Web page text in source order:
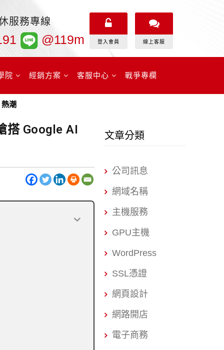
服務專線
@119m 登入會員 線上客服
院 經銷方案 客服中心 戰爭專欄
潮
搭 Google AI
文章分類
公司訊息
網域名稱
主機服務
GPU主機
WordPress
SSL憑證
網頁設計
網路開店
電子商務